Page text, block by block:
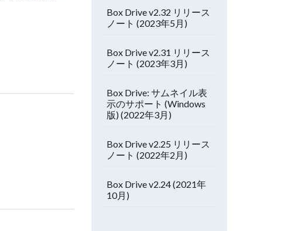
Box Drive v2.32 リリース
ノート (2023年5月)
Box Drive v2.31 リリース
ノート (2023年3月)
Box Drive: サムネイル表
示のサポート (Windows
版) (2022年3月)
Box Drive v2.25 リリース
ノート (2022年2月)
Box Drive v2.24 (2021年
10月)